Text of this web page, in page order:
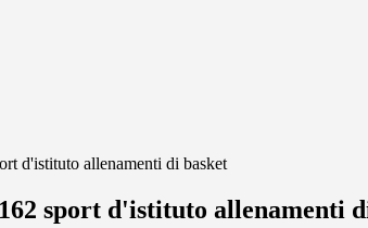
d'istituto allenamenti di basket
sport d'istituto allenamenti